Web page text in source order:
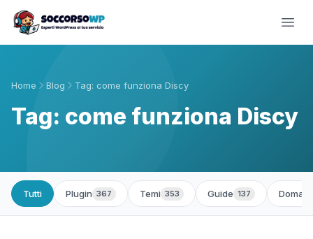
Home Blog Tag: come funziona Discy
Tag: come funziona Discy
Tutti Plugin 367 Temi 353 Guide 137